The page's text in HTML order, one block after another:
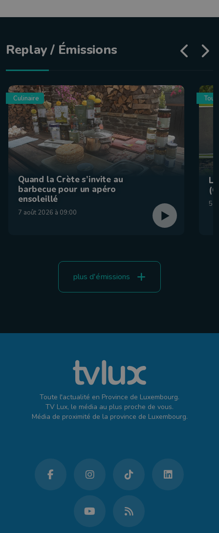
Replay / Émissions
Culinaire
Quand la Crète s’invite au
barbecue pour un apéro
ensoleillé
7 août 2026 à 09:00
5
plus d'émissions
Toute l'actualité en Province de Luxembourg.
TV Lux, le média au plus proche de vous.
Média de proximité de la province de Luxembourg.